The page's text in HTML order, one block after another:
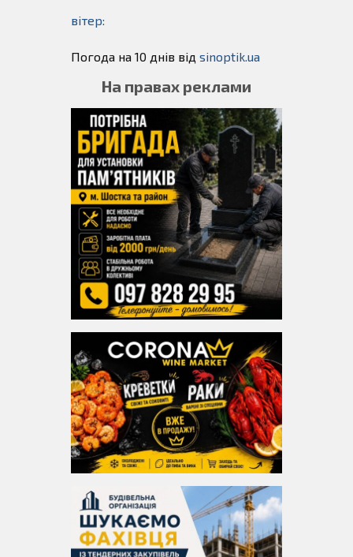
вітер:
Погода на 10 днів від sinoptik.ua
На правах реклами